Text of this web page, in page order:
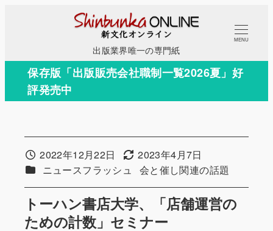
コ
テ
出版業界唯一の専門紙
MENU
保存版「出版販売会社職制一覧2026夏」好
評発売中
トーハン書店大学、「店舗運営の
ための計数」セミナー
投稿日2022年12月22日 更新日2023年4月7日
カテゴリー
ニュースフラッシュ カテゴリー
会と催し関連の話題